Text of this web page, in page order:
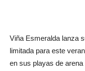
Viña Esmeralda lanza
limitada para este
en sus playas de